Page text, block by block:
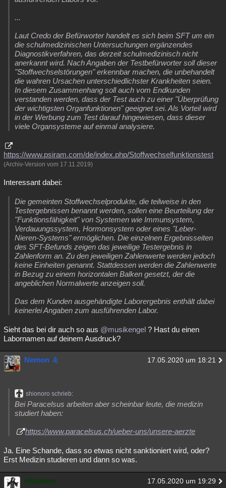
...
Laut Credo der Befürworter handelt es sich beim SFT um ein
die schulmedizinischen Untersuchungen ergänzendes
Diagnostikverfahren, das derzeit schulmedizinisch nicht
anerkannt wird. Nach Angaben der Testbefürworter soll dieser
"Stoffwechselstörungen" erkennbar machen, die unbehandelt
die wahren Ursachen unterschiedlichster Krankheiten seien.
In diesem Zusammenhang soll auch vom Endkunden
verstanden werden, dass der Test auch zu einer "Überprüfung
der wichtigsten Organfunktionen" geeignet sei. Als Vorteil wird
in der Werbung zum Test darauf hingewiesen, dass dieser
viele Organsysteme auf einmal analysiere.
https://www.psiram.com/de/index.php/Stoffwechselfunktionstest
(Archiv-Version vom 17.11.2019)
Interessant dabei:
Die gemeinten Stoffwechselprodukte, die teilweise in den
Testergebnissen benannt werden, sollen eine Beurteilung der
"Funktionsfähigkeit" von Systemen wie Immunsystem,
Verdauungssystem, Hormonsystem oder eines "Leber-
Nieren-Systems" ermöglichen. Die einzelnen Ergebnisseiten
des SFT-Befunds zeigen das jeweilige Testergebnis in
Zahlenform an. Zu den jeweiligen Zahlenwerte werden jedoch
keine Einheiten genannt. Stattdessen werden die Zahlenwerte
in Bezug zu einem horizontalen Balken gesetzt, der die
angeblichen Normalwerte anzeigen soll.
Das dem Kunden ausgehändigte Laborergebnis enthält dabei
keinerlei Angaben zum ausführenden Labor.
Sieht das bei dir auch so aus @musikengel ? Hast du einen
Labornamen auf deinem Ausdruck?
Nemon 17.05.2020 um 18:21
shionoro schrieb:
Bei Paracelsus arbeiten aber scheinbar leute, die medizin
studiert haben:
https://www.paracelsus.ch/ueber-uns/unsere-aerzte
Ja. Eine Schande, dass so etwas nicht sanktioniert wird, oder?
Erst Medizin studieren und dann so was.
shionoro 17.05.2020 um 19:29